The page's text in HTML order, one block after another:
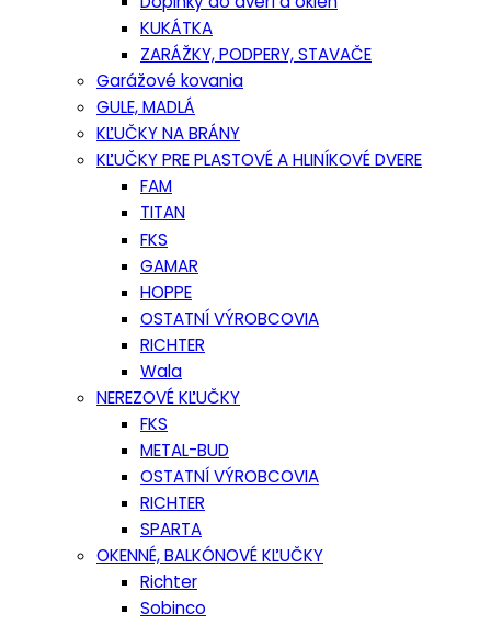
KUKÁTKA
ZARÁŽKY, PODPERY, STAVAČE
Garážové kovania
GULE, MADLÁ
KĽUČKY NA BRÁNY
KĽUČKY PRE PLASTOVÉ A HLINÍKOVÉ DVERE
FAM
TITAN
FKS
GAMAR
HOPPE
OSTATNÍ VÝROBCOVIA
RICHTER
Wala
NEREZOVÉ KĽUČKY
FKS
METAL-BUD
OSTATNÍ VÝROBCOVIA
RICHTER
SPARTA
OKENNÉ, BALKÓNOVÉ KĽUČKY
Richter
Sobinco